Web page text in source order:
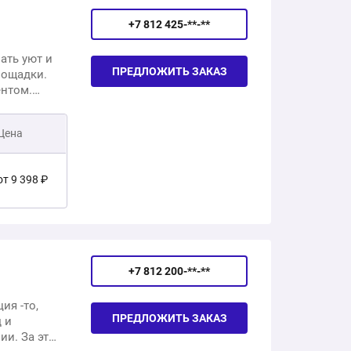
уют и
9 398 ₽
1 000 ₽
+7 812 425-**-**
ПРЕДЛОЖИТЬ ЗАКАЗ
-то,
и
За это
+7 812 200-**-**
ПРЕДЛОЖИТЬ ЗАКАЗ